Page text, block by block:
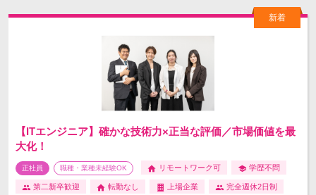
【ITエンジニア】確かな技術力×正当な評価／市場価値を最
大化！
正社員 職種・業種未経験OK リモートワーク可 学歴不問
第二新卒歓迎 転勤なし 上場企業 完全週休2日制